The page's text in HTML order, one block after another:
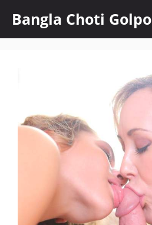
content
Bangla Choti Golpo